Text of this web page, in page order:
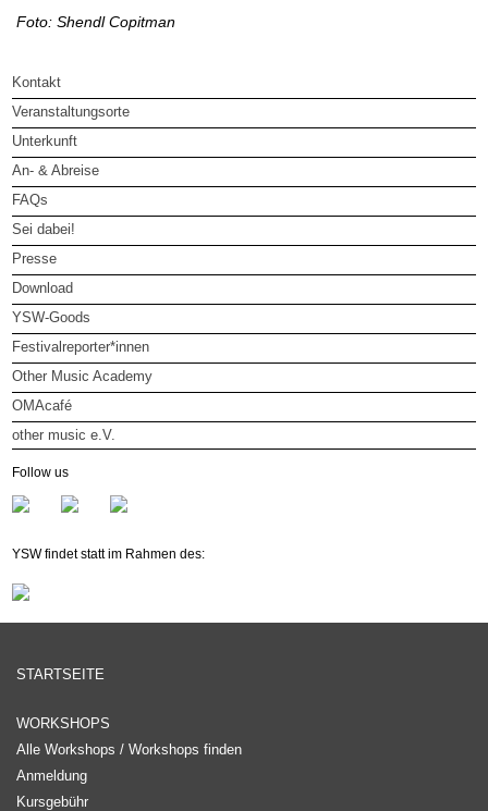
Foto: Shendl Copitman
Kontakt
Veranstaltungsorte
Unterkunft
An- & Abreise
FAQs
Sei dabei!
Presse
Download
YSW-Goods
Festivalreporter*innen
Other Music Academy
OMAcafé
other music e.V.
Newsletter
Follow us
YSW findet statt im Rahmen des:
STARTSEITE
WORKSHOPS
Alle Workshops / Workshops finden
Anmeldung
Kursgebühr